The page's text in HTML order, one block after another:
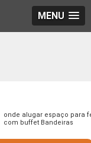
MENU
onde alugar espaço para
com buffet Bandeiras